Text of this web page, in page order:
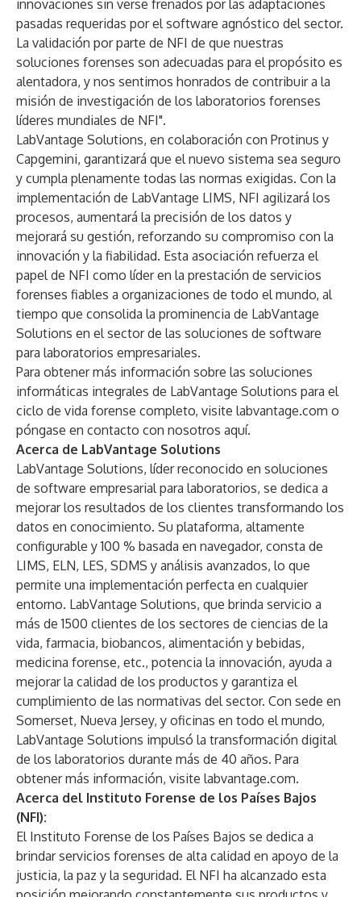
innovaciones sin verse frenados por las adaptaciones
pasadas requeridas por el software agnóstico del sector.
La validación por parte de NFI de que nuestras
soluciones forenses son adecuadas para el propósito es
alentadora, y nos sentimos honrados de contribuir a la
misión de investigación de los laboratorios forenses
líderes mundiales de NFI".
LabVantage Solutions, en colaboración con Protinus y
Capgemini, garantizará que el nuevo sistema sea seguro
y cumpla plenamente todas las normas exigidas. Con la
implementación de LabVantage LIMS, NFI agilizará los
procesos, aumentará la precisión de los datos y
mejorará su gestión, reforzando su compromiso con la
innovación y la fiabilidad. Esta asociación refuerza el
papel de NFI como líder en la prestación de servicios
forenses fiables a organizaciones de todo el mundo, al
tiempo que consolida la prominencia de LabVantage
Solutions en el sector de las soluciones de software
para laboratorios empresariales.
Para obtener más información sobre las soluciones
informáticas integrales de LabVantage Solutions para el
ciclo de vida forense completo, visite labvantage.com o
póngase en contacto con nosotros aquí.
Acerca de LabVantage Solutions
LabVantage Solutions, líder reconocido en soluciones
de software empresarial para laboratorios, se dedica a
mejorar los resultados de los clientes transformando los
datos en conocimiento. Su plataforma, altamente
configurable y 100 % basada en navegador, consta de
LIMS, ELN, LES, SDMS y análisis avanzados, lo que
permite una implementación perfecta en cualquier
entorno. LabVantage Solutions, que brinda servicio a
más de 1500 clientes de los sectores de ciencias de la
vida, farmacia, biobancos, alimentación y bebidas,
medicina forense, etc., potencia la innovación, ayuda a
mejorar la calidad de los productos y garantiza el
cumplimiento de las normativas del sector. Con sede en
Somerset, Nueva Jersey, y oficinas en todo el mundo,
LabVantage Solutions impulsó la transformación digital
de los laboratorios durante más de 40 años. Para
obtener más información, visite labvantage.com.
Acerca del Instituto Forense de los Países Bajos
(NFI):
El Instituto Forense de los Países Bajos se dedica a
brindar servicios forenses de alta calidad en apoyo de la
justicia, la paz y la seguridad. El NFI ha alcanzado esta